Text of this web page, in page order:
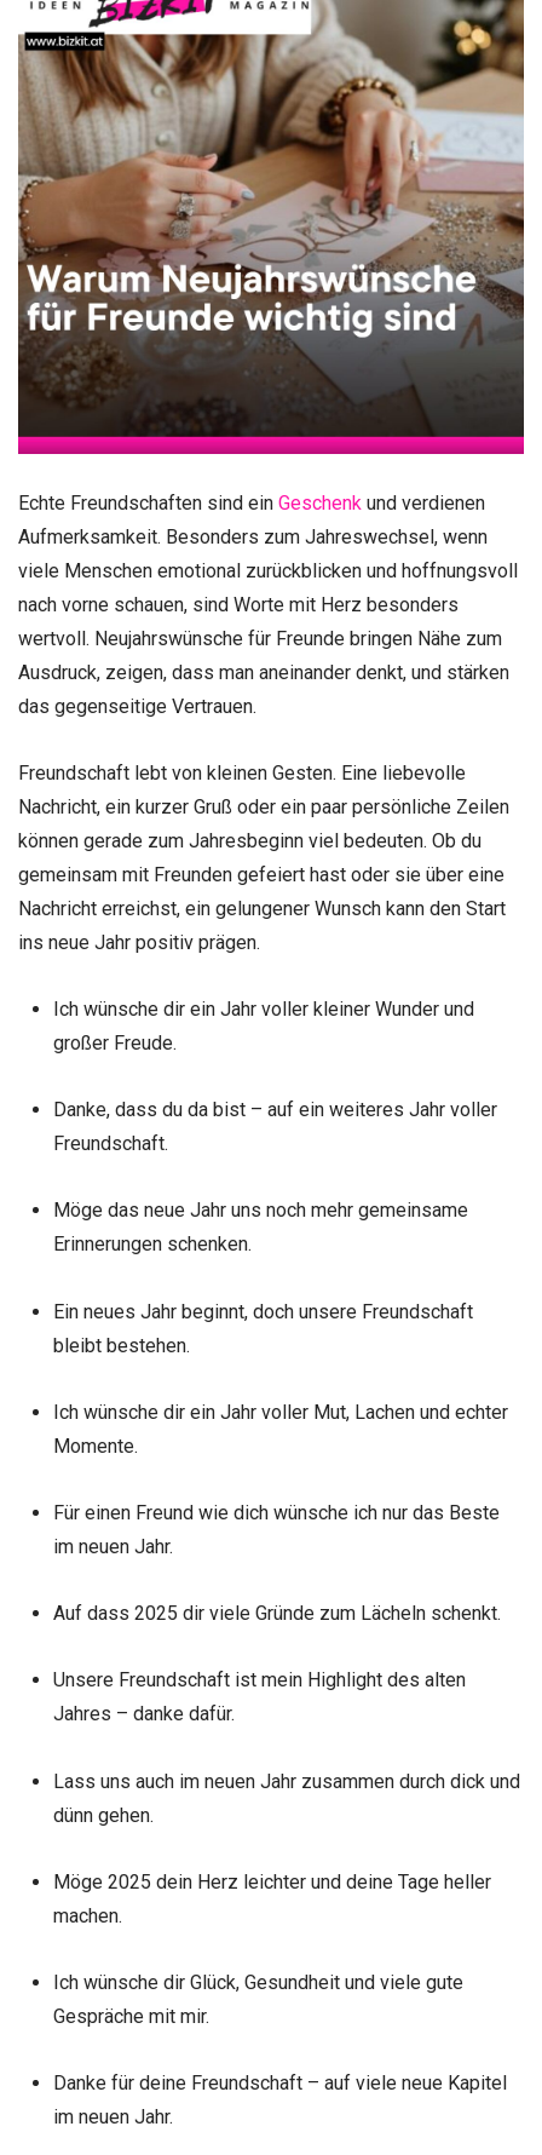
Echte Freundschaften sind ein Geschenk und verdienen
Aufmerksamkeit. Besonders zum Jahreswechsel, wenn
viele Menschen emotional zurückblicken und hoffnungsvoll
nach vorne schauen, sind Worte mit Herz besonders
wertvoll. Neujahrswünsche für Freunde bringen Nähe zum
Ausdruck, zeigen, dass man aneinander denkt, und stärken
das gegenseitige Vertrauen.
Freundschaft lebt von kleinen Gesten. Eine liebevolle
Nachricht, ein kurzer Gruß oder ein paar persönliche Zeilen
können gerade zum Jahresbeginn viel bedeuten. Ob du
gemeinsam mit Freunden gefeiert hast oder sie über eine
Nachricht erreichst, ein gelungener Wunsch kann den Start
ins neue Jahr positiv prägen.
Ich wünsche dir ein Jahr voller kleiner Wunder und
großer Freude.
Danke, dass du da bist – auf ein weiteres Jahr voller
Freundschaft.
Möge das neue Jahr uns noch mehr gemeinsame
Erinnerungen schenken.
Ein neues Jahr beginnt, doch unsere Freundschaft
bleibt bestehen.
Ich wünsche dir ein Jahr voller Mut, Lachen und echter
Momente.
Für einen Freund wie dich wünsche ich nur das Beste
im neuen Jahr.
Auf dass 2025 dir viele Gründe zum Lächeln schenkt.
Unsere Freundschaft ist mein Highlight des alten
Jahres – danke dafür.
Lass uns auch im neuen Jahr zusammen durch dick und
dünn gehen.
Möge 2025 dein Herz leichter und deine Tage heller
machen.
Ich wünsche dir Glück, Gesundheit und viele gute
Gespräche mit mir.
Danke für deine Freundschaft – auf viele neue Kapitel
im neuen Jahr.